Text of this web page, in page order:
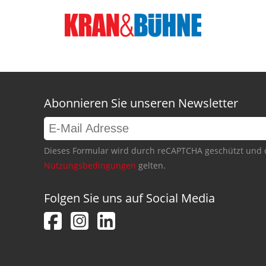
Abonnieren Sie unseren Newsletter
Dieses Formular wird durch reCAPTCHA geschützt
Nutzungsbedingungen gelten.
Folgen Sie uns auf Social Media